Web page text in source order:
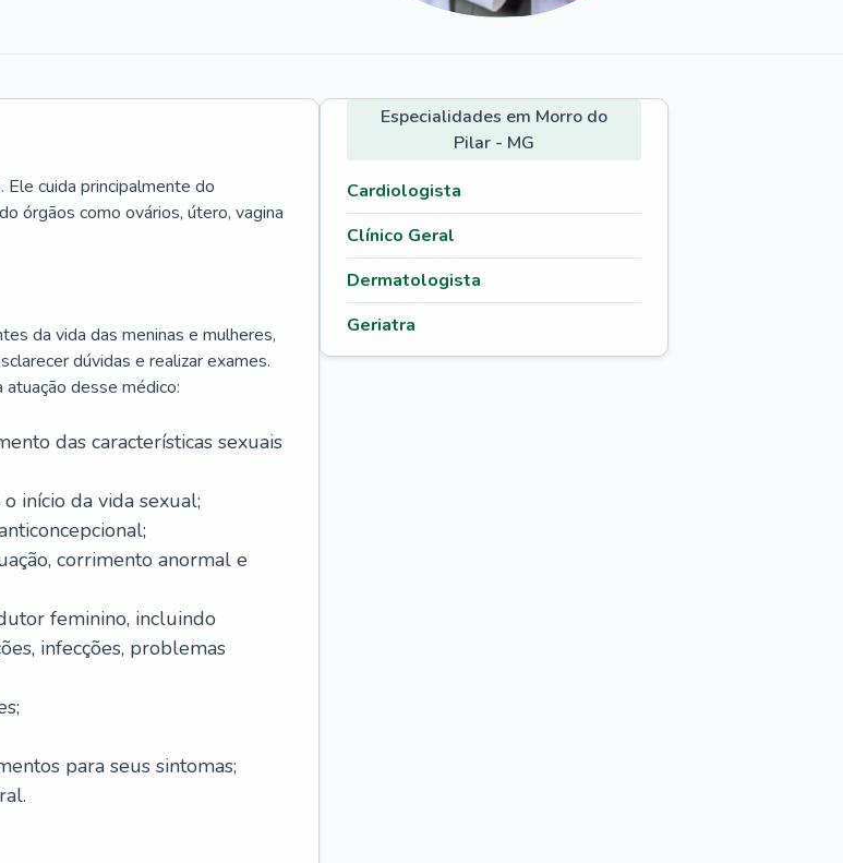
cuida principalmente do
órgãos como ovários, útero, vagina
da vida das meninas e mulheres,
dúvidas e realizar exames.
desse médico:
das características sexuais
início da vida sexual;
corrimento anormal e
feminino, incluindo
infecções, problemas
para seus sintomas;
Especialidades em Morro do
Pilar - MG
Cardiologista
Clínico Geral
Dermatologista
Geriatra